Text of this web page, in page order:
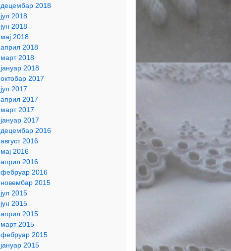
децембар 2018
јул 2018
јун 2018
мај 2018
април 2018
март 2018
јануар 2018
октобар 2017
јул 2017
април 2017
март 2017
јануар 2017
децембар 2016
август 2016
мај 2016
април 2016
фебруар 2016
новембар 2015
јул 2015
јун 2015
април 2015
март 2015
фебруар 2015
јануар 2015